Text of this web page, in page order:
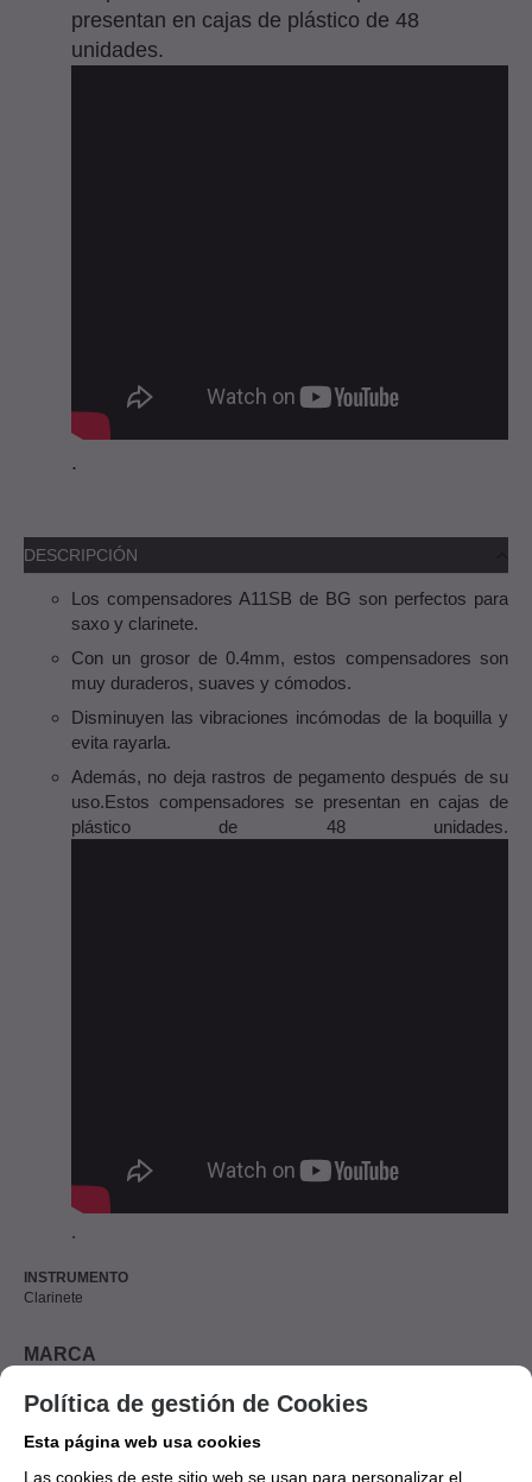
presentan en cajas de plástico de 48
unidades.
.
DESCRIPCIÓN
Los compensadores A11SB de BG son perfectos para
saxo y clarinete.
Con un grosor de 0.4mm, estos compensadores son
muy duraderos, suaves y cómodos.
Disminuyen las vibraciones incómodas de la boquilla y
evita rayarla.
Además, no deja rastros de pegamento después de su
uso.Estos compensadores se presentan en cajas de
plástico de 48 unidades.
.
INSTRUMENTO
Clarinete
MARCA
Aún no existen valoraciones para este
Política de gestión de Cookies
Esta página web usa cookies
Las cookies de este sitio web se usan para personalizar el